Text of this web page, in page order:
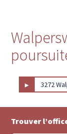
▸ 3272
Trouver